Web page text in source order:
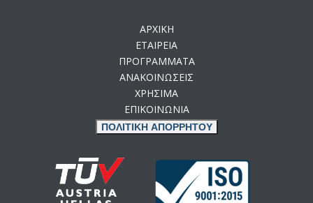
ΑΡΧΙΚΗ
ΕΤΑΙΡΕΙΑ
ΠΡΟΓΡΑΜΜΑΤΑ
ΑΝΑΚΟΙΝΩΣΕΙΣ
ΧΡΗΣΙΜΑ
ΕΠΙΚΟΙΝΩΝΙΑ
ΠΟΛΙΤΙΚΗ ΑΠΟΡΡΗΤΟΥ